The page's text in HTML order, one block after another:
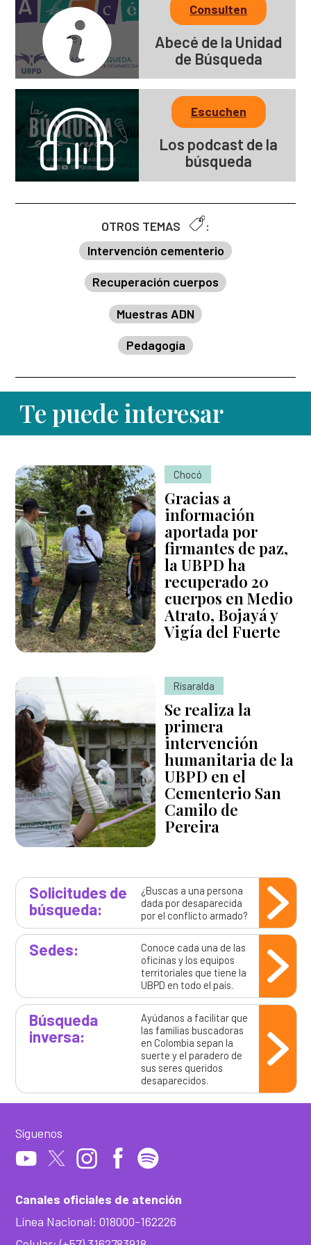
Consulten
Abecé de la Unidad
de Búsqueda
Escuchen
Los podcast de la
búsqueda
OTROS TEMAS
:
Intervención cementerio
Recuperación cuerpos
Muestras ADN
Pedagogía
Te puede interesar
Chocó
Gracias a
información
aportada por
firmantes de paz,
la UBPD ha
recuperado 20
cuerpos en Medio
Atrato, Bojayá y
Vigía del Fuerte
Risaralda
Se realiza la
primera
intervención
humanitaria de la
UBPD en el
Cementerio San
Camilo de
Pereira
Solicitudes de
búsqueda:
¿Buscas a una persona
dada por desaparecida
por el conflicto armado?
Sedes:
Conoce cada una de las
oficinas y los equipos
territoriales que tiene la
UBPD en todo el país.
Búsqueda
inversa:
Ayúdanos a facilitar que
las familias buscadoras
en Colombia sepan la
suerte y el paradero de
sus seres queridos
desaparecidos.
Canales oficiales de atención
Línea Nacional: 018000-162226
Síguenos